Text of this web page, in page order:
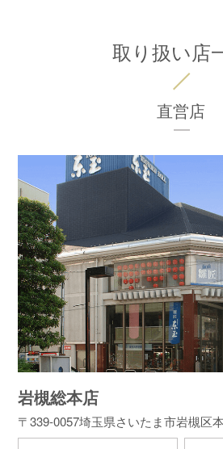
取り扱い店
直営店
岩槻総本店
〒339-0057埼玉県さいたま市岩槻区